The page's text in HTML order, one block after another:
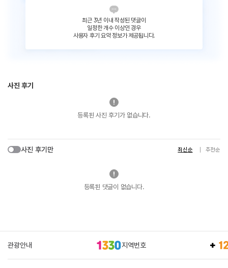
최근 3년 이내 작성된 댓글이
일정한 개수 이상인 경우
사용자 후기 요약 정보가 제공됩니다.
사진 후기
등록된 사진 후기가 없습니다.
사진 후기만 최신순 추천순
등록된 댓글이 없습니다.
관광안내 지역번호